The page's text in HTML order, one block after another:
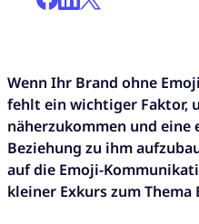
Wenn Ihr Brand ohne
fehlt ein wichtiger Faktor,
näherzukommen und eine
Beziehung zu ihm
auf die Emoji-
kleiner Exkurs zum Thema